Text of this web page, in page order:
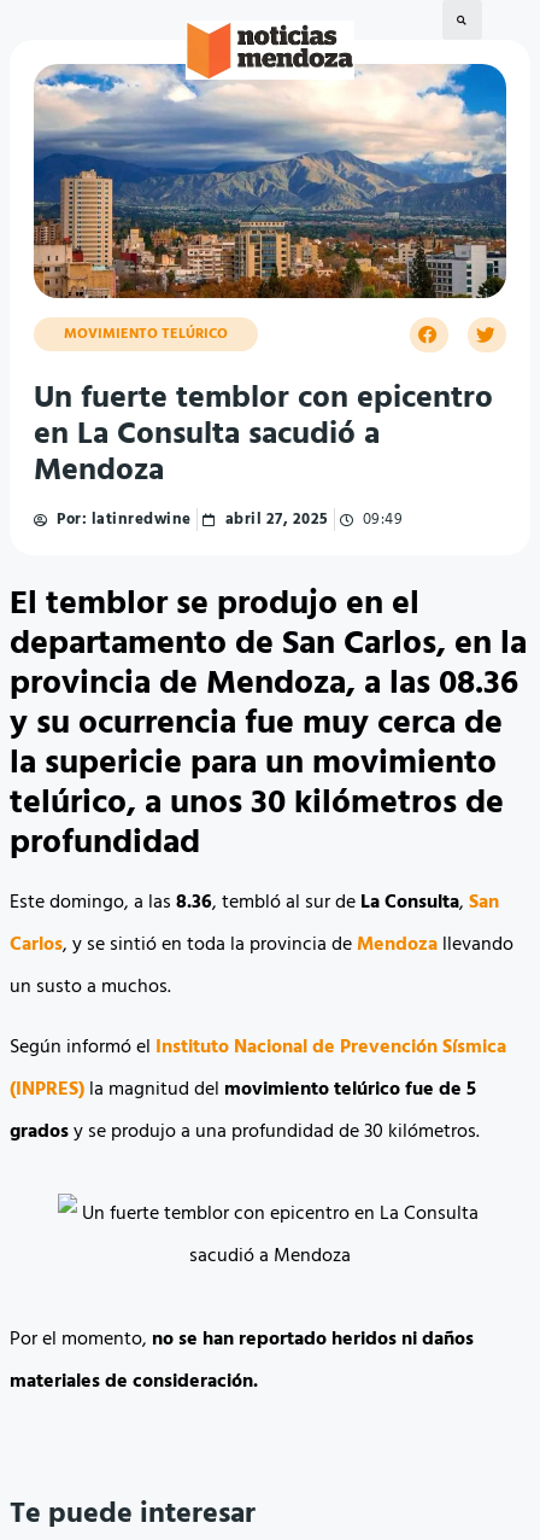
MOVIMIENTO TELÚRICO
Un fuerte temblor con epicentro
en La Consulta sacudió a
Mendoza
Por: latinredwine abril 27, 2025 09:49
El temblor se produjo en el
departamento de San Carlos, en la
provincia de Mendoza, a las 08.36
y su ocurrencia fue muy cerca de
la supericie para un movimiento
telúrico, a unos 30 kilómetros de
profundidad
Este domingo, a las8.36, tembló al sur deLa Consulta,San
Carlos, y se sintió en toda la provincia deMendozallevando
un susto a muchos.
Según informó el Instituto Nacional de Prevención Sísmica
(INPRES)la magnitud del movimiento telúrico fue de 5
gradosy se produjo a una profundidad de 30 kilómetros.
Por el momento, no se han reportado heridos ni daños
materiales de consideración.
Te puede interesar